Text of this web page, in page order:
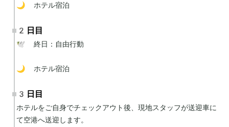
🌙 ホテル宿泊
2日目
🕊 終日：自由行動
🌙 ホテル宿泊
3日目
ホテルをご自身でチェックアウト後、現地スタッフが送迎車に
て空港へ送迎します。